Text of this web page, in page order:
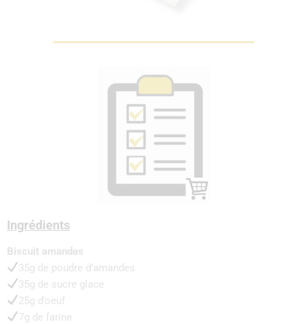
Ingrédients
Biscuit amandes
35g de poudre d’amandes
35g de sucre glace
25g d’oeuf
7g de farine